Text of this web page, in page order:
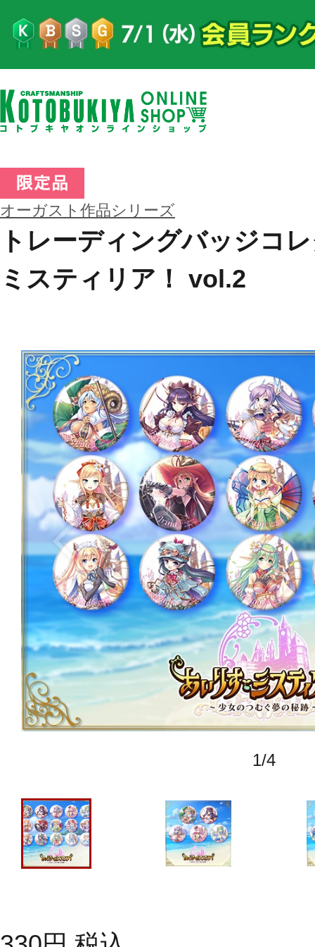
オーガスト作品シリーズ
トレーディングバッジコ
ミスティリア！ vol.2
1/4